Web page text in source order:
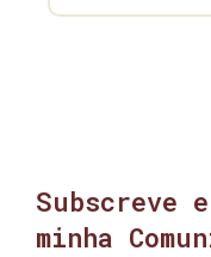
Subscreve
minha